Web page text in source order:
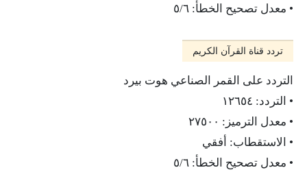
• معدل تصحيح الخطأ: ٥/٦
تردد قناة القرآن الكريم
التردد على القمر الصناعي هوت بيرد
• التردد: ١٢٦٥٤
• معدل الترميز: ٢٧٥٠٠
• الاستقطاب: أفقي
• معدل تصحيح الخطأ: ٥/٦